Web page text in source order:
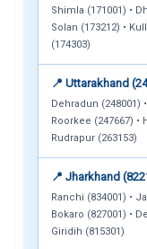
Shimla (171001) •
Solan (173212) •
(174303)
📍 Uttarakhand
Dehradun (248001)
Roorkee (247667) •
Rudrapur (263153)
📍 Jharkhand
Ranchi (834001) •
Bokaro (827001) •
Giridih (815301)